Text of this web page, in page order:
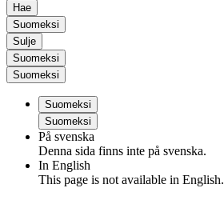
Hae
Suomeksi
Sulje
Suomeksi
Suomeksi
Suomeksi
Suomeksi
På svenska
Denna sida finns inte på svenska.
In English
This page is not available in English.